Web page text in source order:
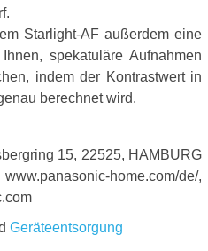
Starlight-AF außerdem eine
spekatuläre Aufnahmen
indem der Kontrastwert in
berechnet wird.
15, 22525, HAMBURG
home.com/de/,
Geräteentsorgung